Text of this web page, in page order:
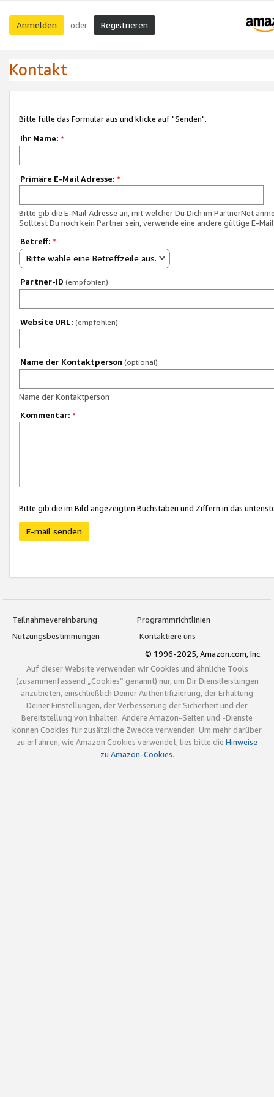
Anmelden oder Registrieren
Kontakt
Bitte fülle das Formular aus und klicke auf "Senden".
Ihr Name: *
Primäre E-Mail Adresse: *
Bitte gib die E-Mail Adresse an, mit welcher Du Dich im PartnerNet
Solltest Du noch kein Partner sein, verwende eine andere gültige E-
Betreff: *
Bitte wähle eine Betreffzeile aus.
Partner-ID (empfohlen)
Website URL: (empfohlen)
Name der Kontaktperson (optional)
Name der Kontaktperson
Kommentar: *
Bitte gib die im Bild angezeigten Buchstaben und Ziffern in das
E-mail senden
Teilnahmevereinbarung
Programmrichtlinien
Nutzungsbestimmungen
Kontaktiere uns
© 1996-2025, Amazon.com, Inc.
Auf dieser Website verwenden wir Cookies und ähnliche Tools
(zusammenfassend „Cookies“ genannt) nur, um Dir Dienstleistungen
anzubieten, einschließlich Deiner Authentifizierung, der Erhaltung
Deiner Einstellungen, der Verbesserung der Sicherheit und der
Bereitstellung von Inhalten. Andere Amazon-Seiten und -Dienste
können Cookies für zusätzliche Zwecke verwenden. Um mehr darüber
zu erfahren, wie Amazon Cookies verwendet, lies bitte die Hinweise
zu Amazon-Cookies.